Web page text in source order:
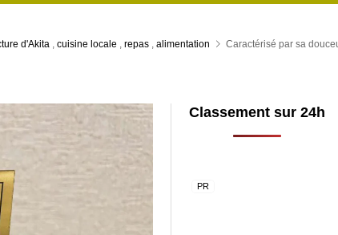
d'Akita , cuisine locale , repas , alimentation
Caractérisé par sa
Classement sur 24h